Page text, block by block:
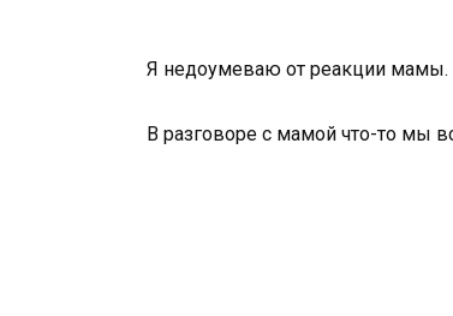
Я недоумеваю от реакции мамы.
В разговоре с мамой что-то мы